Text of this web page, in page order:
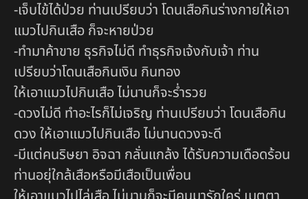
-เจ็บไข้ได้ป่วย ท่านเปรียบว่า โดนเสือกินร่างกายให้เอา
แมวไปกินเสือ ก็จะหายป่วย
-ทำมาค้าขาย ธุรกิจไม่ดี ทำธุรกิจเจ้งกับเจ้า ท่าน
เปรียบว่าโดนเสือกินเงิน กินทอง
ให้เอาแมวไปกินเสือ ไม่นานก็จะร่ำรวย
-ดวงไม่ดี ทำอะไรก็ไม่เจริญ ท่านเปรียบว่า โดนเสือกิน
ดวง ให้เอาแมวไปกินเสือ ไม่นานดวงจะดี
-มีแต่คนริษยา อิจฉา กลั่นแกล้ง ได้รับความเดือดร้อน
ท่านอยุ่ใกล้เสือหรือมีเสือเป็นเพื่อน